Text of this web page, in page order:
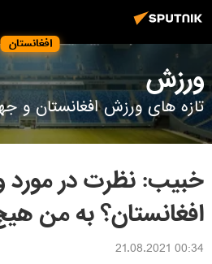
افغانستان
ورزش
تازه های ورزش افغانستان و
خبیب: نظرت در
افغانستان؟ به من
00:34 21.08.2021